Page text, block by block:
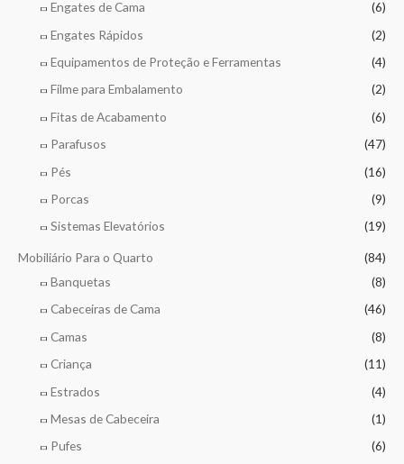
Engates de Cama
(6)
Engates Rápidos
(2)
Equipamentos de Proteção e Ferramentas
(4)
Filme para Embalamento
(2)
Fitas de Acabamento
(6)
Parafusos
(47)
Pés
(16)
Porcas
(9)
Sistemas Elevatórios
(19)
Mobiliário Para o Quarto
(84)
Banquetas
(8)
Cabeceiras de Cama
(46)
Camas
(8)
Criança
(11)
Estrados
(4)
Mesas de Cabeceira
(1)
Pufes
(6)